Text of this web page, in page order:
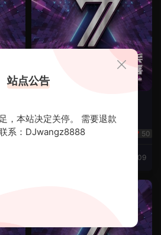
88
好想和你在一起🌹Lak中文
50
2025-11-09
站点公告
，本站决定关停。 需要退款
系：DJwangz8888